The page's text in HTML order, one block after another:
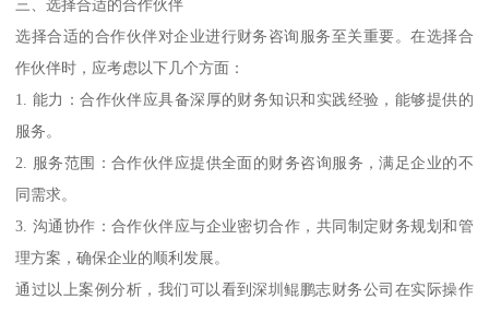
三、选择合适的合作伙伴
选择合适的合作伙伴对企业进行财务咨询服务至关重要。在选择合
作伙伴时，应考虑以下几个方面：
1. 能力：合作伙伴应具备深厚的财务知识和实践经验，能够提供的
服务。
2. 服务范围：合作伙伴应提供全面的财务咨询服务，满足企业的不
同需求。
3. 沟通协作：合作伙伴应与企业密切合作，共同制定财务规划和管
理方案，确保企业的顺利发展。
通过以上案例分析，我们可以看到深圳鲲鹏志财务公司在实际操作